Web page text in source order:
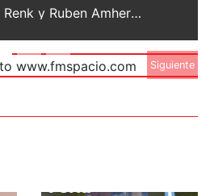
Alfredo Pacha Renk y Ruben Amherdt - Brizas Suizas y Alemanas - Parte 2
Siguiente